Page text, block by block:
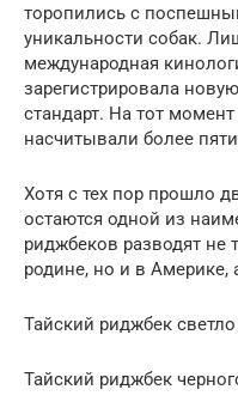
торопились с
уникальности собак.
международная
зарегистрировала
стандарт. На тот
насчитывали более
Хотя с тех пор прошло
остаются одной из
риджбеков разводят не
родине, но и в Америке,
Тайский риджбек
Тайский риджбек